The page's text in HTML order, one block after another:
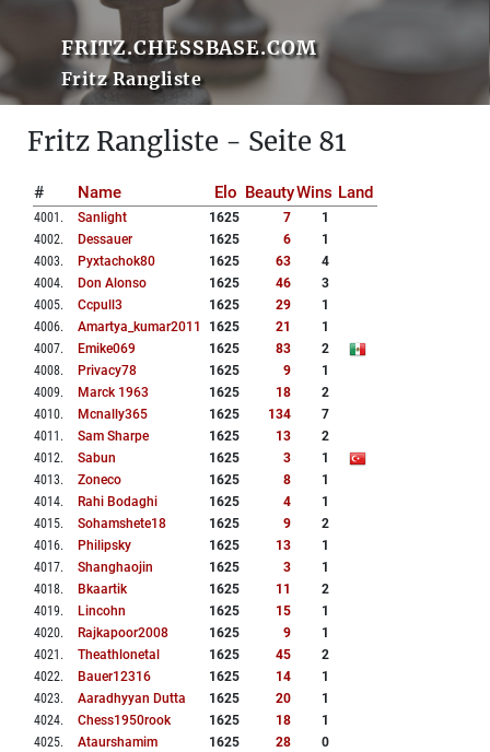
FRITZ.CHESSBASE.COM
Fritz Rangliste
Fritz Rangliste - Seite 81
# Name Elo BeautyWins Land
4001 . Sanlight 1625 7
1
4002. Dessauer 1625 6
1
4003. Pyxtachok80 1625 63
4
4004. Don Alonso 1625 46
3
4005. Ccpull3 1625 29
1
4006. Amartya_kumar2011 1625 21
1
4007. Emike069 1625 83
2
4008. Privacy78 1625 9
1
4009. Marck 1963 1625 18
2
4010. Mcnally365 1625 134
7
4011 . Sam Sharpe 1625 13
2
4012. Sabun 1625 3
1
4013. Zoneco 1625 8
1
4014. Rahi Bodaghi 1625 4
1
4015. Sohamshete18 1625 9
2
4016. Philipsky 1625 13
1
4017. Shanghaojin 1625 3
1
4018. Bkaartik 1625 11
2
4019. Lincohn 1625 15
1
4020. Rajkapoor2008 1625 9
1
4021 . Theathlonetal 1625 45
2
4022. Bauer12316 1625 14
1
4023. Aaradhyyan Dutta 1625 20
1
4024. Chess1950rook 1625 18
1
4025. Ataurshamim 1625 28 0